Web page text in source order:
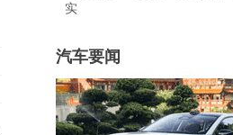
实
汽车要闻